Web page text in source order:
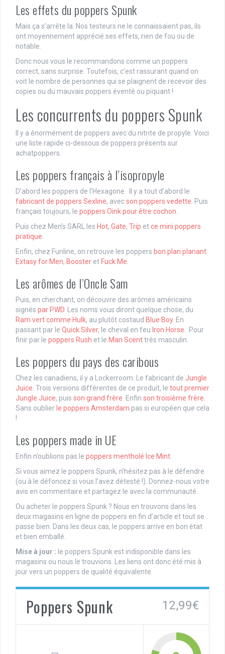
Les effets du poppers Spunk
Mais ça s’arrête la. Nos testeurs ne le connaissaient pas, ils
ont moyennement apprécié ses effets, rien de fou ou de
notable.
Donc nous vous le recommandons comme un poppers
correct, sans surprise. Toutefois, c’est rassurant quand on
voit le nombre de personnes qui se plaignent de recevoir des
copies ou du mauvais poppers éventé ou piquant !
Les concurrents du poppers Spunk
Il y a énormément de poppers avec du nitrite de propyle. Voici
une liste rapide ci-dessous de poppers présents sur
achatpoppers.
Les poppers français à l’isopropyle
D’abord les poppers de l’Hexagone. Il y a tout d’abord le
fabricant de poppers Sexline, avecson poppers vedette . Puis
français toujours, le poppers Oink pour être cochon
Puis chez Men’s SARL les Hot, Gate, Trip etce mini poppers
pratique
Enfin, chez Funline, on retrouve les poppers bon plan planant
Extasy for Men, Booster et Fuck Me
Les arômes de l’Oncle Sam
Puis, en cherchant, on découvre des arômes américains
signés par PWD . Les noms vous diront quelque chose, du
Ram vert comme Hulk, au plutôt costaud Blue Boy. En
passant par le Quick Silver, le cheval en feu Iron Horse . Pour
finir par le poppers Rush et le Man Scenttrès masculin.
Les poppers du pays des caribous
Chez les canadiens, il y a Lockerroom. Le fabricant de Jungle
Juice. Trois versions différentes de ce produit, le tout premier
Jungle Juice, puis son grand frère . Enfin son troisième frère
Sans oublier le poppers Amsterdam pas si européen que cela
!
Les poppers made in UE
Enfin n’oublions pas le poppers mentholé Ice Mint
Si vous aimez le poppers Spunk, n’hésitez pas à le défendre
(ou à le défoncez si vous l’avez détesté !). Donnez-nous votre
avis en commentaire et partagez le avec la communauté.
Ou acheter le poppers Spunk ? Nous en trouvons dans les
deux magasins en ligne de poppers en fin d’article et tout se
passe bien. Dans les deux cas, le poppers arrive en bon état
et bien emballé.
Mise à jour : le poppers Spunk est indisponible dans les
magasins ou nous le trouvions. Les liens ont donc été mis à
jour vers un poppers de qualité équivalente.
Poppers Spunk 12,99€